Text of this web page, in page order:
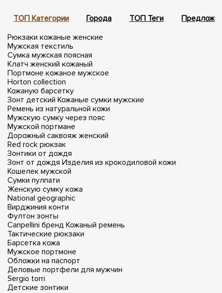
ТОП Категории Города ТОП Теги
Рюкзаки кожаные женские
Мужская текстиль
Сумка мужская поясная
Клатч женский кожаный
Портмоне кожаное мужское
Horton collection
Кожаную барсетку
Зонт детский Кожаные сумки мужские
Ремень из натуральной кожи
Мужскую сумку через пояс
Мужской портмане
Дорожный саквояж женский
Red rock рюкзак
Зонтики от дождя
Зонт от дождя Изделия из крокодиловой кожи
Кошелек мужской
Сумки пулпати
Женскую сумку кожа
National geographic
Вирджиния конти
Фултон зонты
Canpellini бренд Кожаный ремень
Тактические рюкзаки
Барсетка кожа
Мужское портмоне
Обложки на паспорт
Деловые портфели для мужчин
Sergio torri
Детские зонтики